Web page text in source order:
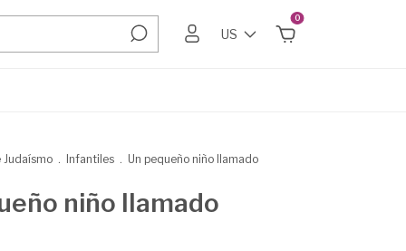
US
0
Judaísmo . Infantiles . Un pequeño niño llamado
niño llamado